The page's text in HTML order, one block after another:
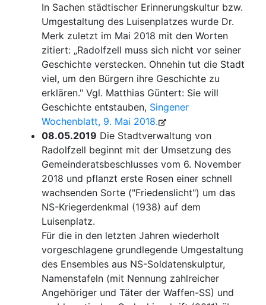
In Sachen städtischer Erinnerungskultur bzw.
Umgestaltung des Luisenplatzes wurde Dr.
Merk zuletzt im Mai 2018 mit den Worten
zitiert: „Radolfzell muss sich nicht vor seiner
Geschichte verstecken. Ohnehin tut die Stadt
viel, um den Bürgern ihre Geschichte zu
erklären." Vgl. Matthias Güntert: Sie will
Geschichte entstauben, Singener
Wochenblatt, 9. Mai 2018.
08.05.2019 Die Stadtverwaltung von
Radolfzell beginnt mit der Umsetzung des
Gemeinderatsbeschlusses vom 6. November
2018 und pflanzt erste Rosen einer schnell
wachsenden Sorte ("Friedenslicht") um das
NS-Kriegerdenkmal (1938) auf dem
Luisenplatz.
Für die in den letzten Jahren wiederholt
vorgeschlagene grundlegende Umgestaltung
des Ensembles aus NS-Soldatenskulptur,
Namenstafeln (mit Nennung zahlreicher
Angehöriger und Täter der Waffen-SS) und